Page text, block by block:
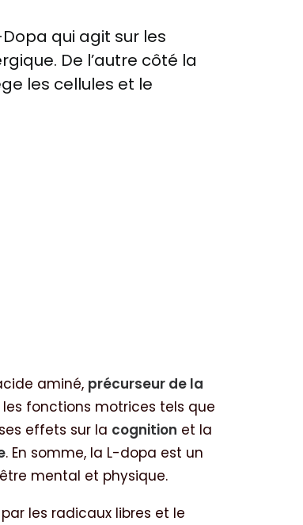
qui agit sur les
De l’autre côté la
les cellules et le
aminé, précurseur de la
fonctions motrices tels que
effets sur la cognition et la
. En somme, la L-dopa est un
mental et physique.
les radicaux libres et le